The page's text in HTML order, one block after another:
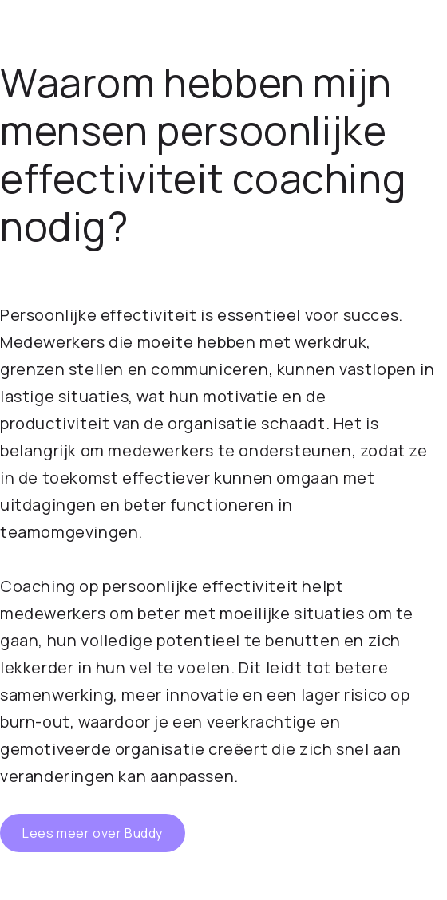
Waarom hebben mijn
mensen persoonlijke
effectiviteit coaching
nodig?
Persoonlijke effectiviteit is essentieel voor succes.
Medewerkers die moeite hebben met werkdruk,
grenzen stellen en communiceren, kunnen vastlopen in
lastige situaties, wat hun motivatie en de
productiviteit van de organisatie schaadt. Het is
belangrijk om medewerkers te ondersteunen, zodat ze
in de toekomst effectiever kunnen omgaan met
uitdagingen en beter functioneren in
teamomgevingen.
Coaching op persoonlijke effectiviteit helpt
medewerkers om beter met moeilijke situaties om te
gaan, hun volledige potentieel te benutten en zich
lekkerder in hun vel te voelen. Dit leidt tot betere
samenwerking, meer innovatie en een lager risico op
burn-out, waardoor je een veerkrachtige en
gemotiveerde organisatie creëert die zich snel aan
veranderingen kan aanpassen.
Lees meer over Buddy